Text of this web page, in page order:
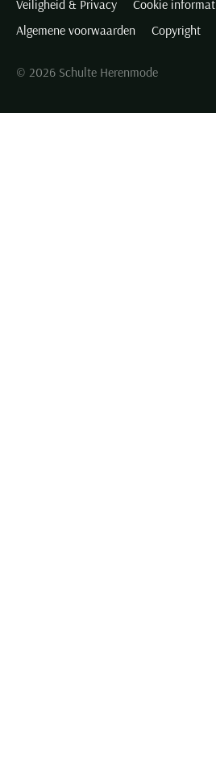
Veiligheid & Privacy Cookie
Algemene voorwaarden
Copyright
© 2026 Schulte Herenmode